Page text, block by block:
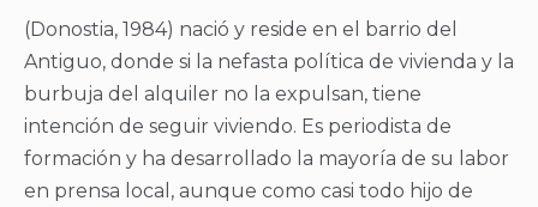
(Donostia, 1984) nació y reside en el barrio del
Antiguo, donde si la nefasta política de vivienda y la
burbuja del alquiler no la expulsan, tiene
intención de seguir viviendo. Es periodista de
formación y ha desarrollado la mayoría de su labor
en prensa local, aunque como casi todo hijo de